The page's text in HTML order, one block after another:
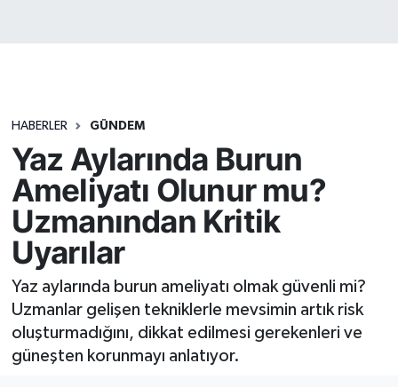
HABERLER GÜNDEM
Yaz Aylarında Burun
Ameliyatı Olunur mu?
Uzmanından Kritik
Uyarılar
Yaz aylarında burun ameliyatı olmak güvenli mi?
Uzmanlar gelişen tekniklerle mevsimin artık risk
oluşturmadığını, dikkat edilmesi gerekenleri ve
güneşten korunmayı anlatıyor.